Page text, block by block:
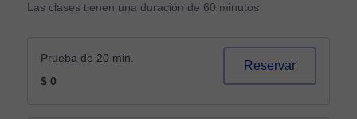
Las clases tienen una duración de 60 minutos
Prueba de 20 min.
$ 0
Reservar